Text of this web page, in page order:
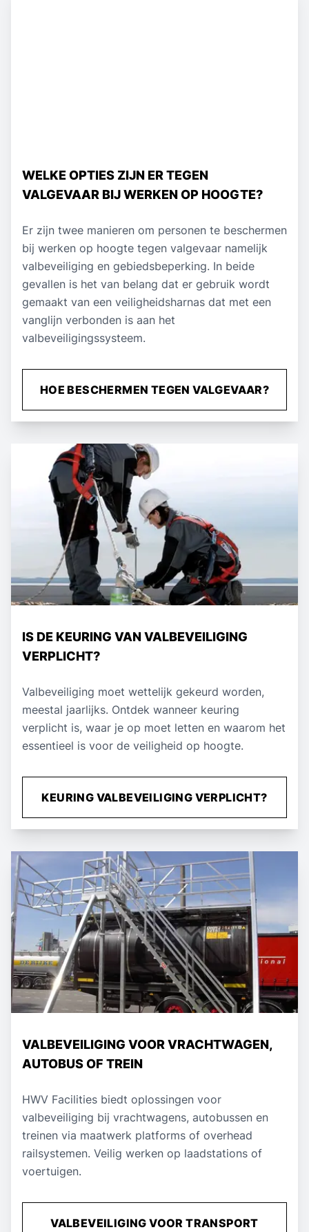
WELKE OPTIES ZIJN ER TEGEN
VALGEVAAR BIJ WERKEN OP HOOGTE?
Er zijn twee manieren om personen te beschermen
bij werken op hoogte tegen valgevaar namelijk
valbeveiliging en gebiedsbeperking. In beide
gevallen is het van belang dat er gebruik wordt
gemaakt van een veiligheidsharnas dat met een
vanglijn verbonden is aan het
valbeveiligingssysteem.
HOE BESCHERMEN TEGEN VALGEVAAR?
IS DE KEURING VAN VALBEVEILIGING
VERPLICHT?
Valbeveiliging moet wettelijk gekeurd worden,
meestal jaarlijks. Ontdek wanneer keuring
verplicht is, waar je op moet letten en waarom het
essentieel is voor de veiligheid op hoogte.
KEURING VALBEVEILIGING VERPLICHT?
VALBEVEILIGING VOOR VRACHTWAGEN,
AUTOBUS OF TREIN
HWV Facilities biedt oplossingen voor
valbeveiliging bij vrachtwagens, autobussen en
treinen via maatwerk platforms of overhead
railsystemen. Veilig werken op laadstations of
voertuigen.
VALBEVEILIGING VOOR TRANSPORT